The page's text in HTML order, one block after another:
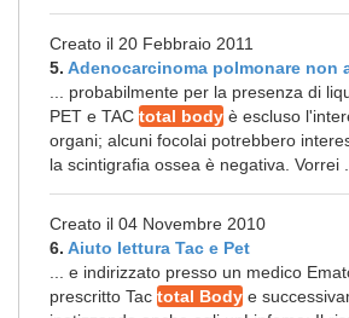
Creato il 20 Febbraio 2011
5. Adenocarcinoma polmonare non
... probabilmente per la presenza di
PET e TAC total body è escluso
organi; alcuni focolai potrebbero
la scintigrafia ossea è negativa. Vorrei ...
Creato il 04 Novembre 2010
6. Aiuto lettura Tac e Pet
... e indirizzato presso un medico
prescritto Tac total Body e